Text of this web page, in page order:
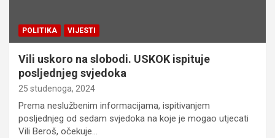
POLITIKA VIJESTI
Vili uskoro na slobodi. USKOK ispituje
posljednjeg svjedoka
25 studenoga, 2024
Prema neslužbenim informacijama, ispitivanjem
posljednjeg od sedam svjedoka na koje je mogao utjecati
Vili Beroš, očekuje…